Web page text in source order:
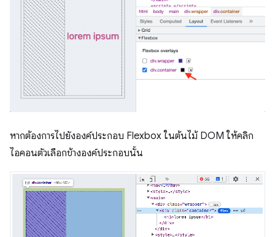
หากต้องการไปยังองค์ประกอบ Flexbox ในต้นไม้ DOM ให้คลิก
ไอคอนตัวเลือกข้างองค์ประกอบนั้น